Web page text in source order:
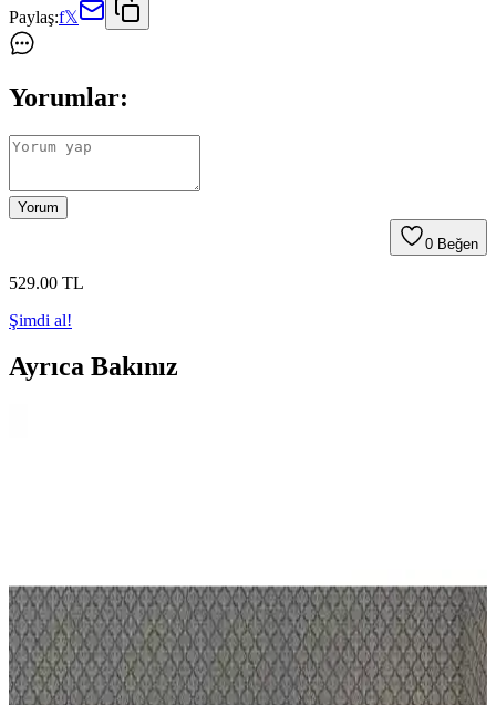
Paylaş:f𝕏
Yorumlar:
Yorum
0 Beğen
529.00 TL
Şimdi al!
Ayrıca Bakınız
Çeşitli duvar rafları karşılaştırması: malzeme, boyut
ve kullanıcı yorumları
İki duvar rafı ürününü malzeme, boyut ve kullanıcı geri
bildirimleriyle detaylı karşılaştırıyoruz. Dayanıklılık, montaj
kolaylığı ve estetik açısından önemli bilgiler içerir.